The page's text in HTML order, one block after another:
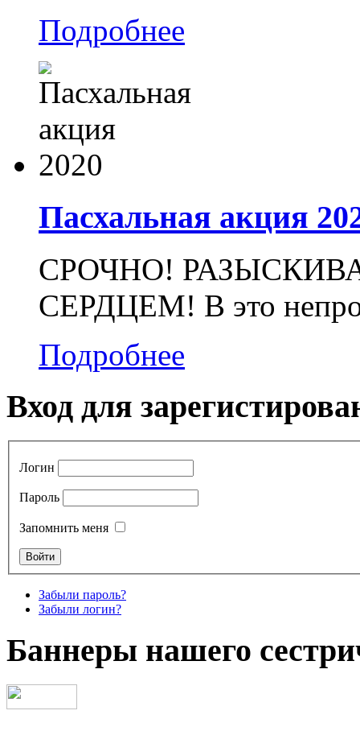
Подробнее
Пасхальная акция
СРОЧНО!
СЕРДЦЕМ! В это
Подробнее
Вход для
Логин
Пароль
Запомнить меня
Забыли пароль?
Забыли логин?
Баннеры нашего